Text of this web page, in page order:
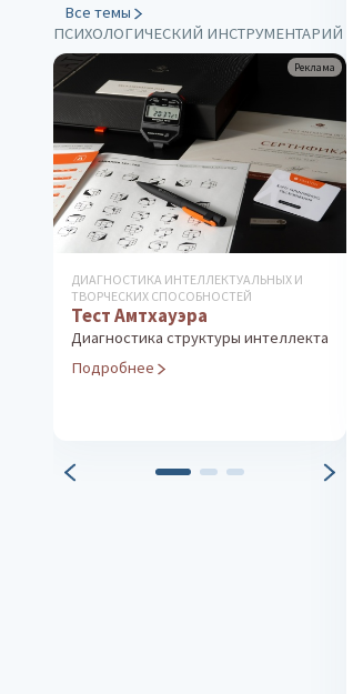
Все темы
ПСИХОЛОГИЧЕСКИЙ ИНСТРУМЕНТАРИЙ
Реклама
ДИАГНОСТИКА ИНТЕЛЛЕКТУАЛЬНЫХ И
ТВОРЧЕСКИХ СПОСОБНОСТЕЙ
Тест Амтхауэра
Диагностика структуры интеллекта
Подробнее